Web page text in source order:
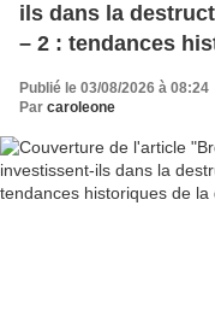
ils dans la
– 2 : tendances
Publié le 03/08/2026 à 08:24
Par caroleone